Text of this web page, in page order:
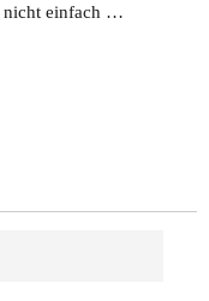
nicht einfach …